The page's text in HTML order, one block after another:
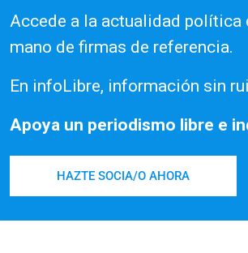
Accede a la actualidad política
mano de firmas de referencia.
En infoLibre, información sin
Apoya un periodismo libre e
HAZTE SOCIA/O AHORA